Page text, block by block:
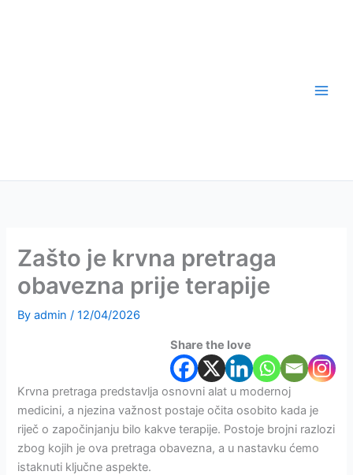
Zašto je krvna pretraga
obavezna prije terapije
Byadmin/12/04/2026
Share the love
Krvna pretraga predstavlja osnovni alat u modernoj
medicini, a njezina važnost postaje očita osobito kada je
riječ o započinjanju bilo kakve terapije. Postoje brojni razlozi
zbog kojih je ova pretraga obavezna, a u nastavku ćemo
istaknuti ključne aspekte.